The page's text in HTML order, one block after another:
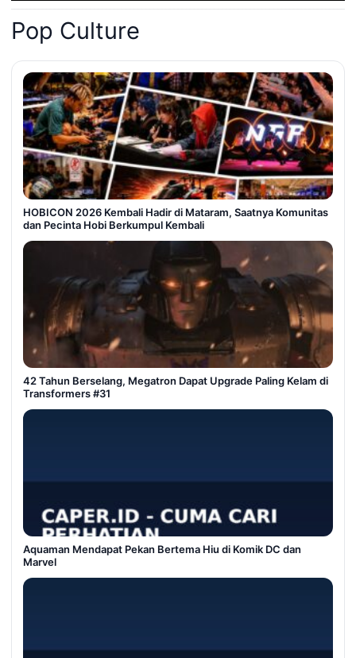
Pop Culture
HOBICON 2026 Kembali Hadir di Mataram, Saatnya Komunitas
dan Pecinta Hobi Berkumpul Kembali
42 Tahun Berselang, Megatron Dapat Upgrade Paling Kelam di
Transformers #31
Aquaman Mendapat Pekan Bertema Hiu di Komik DC dan
Marvel